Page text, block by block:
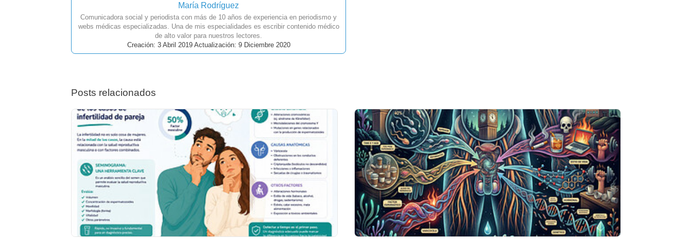
María Rodríguez
Comunicadora social y periodista con más de 10 años de experiencia en periodismo y
webs médicas especializadas. Una de mis especialidades es escribir contenido médico
de alto valor para nuestros lectores.
Creación: 3 Abril 2019 Actualización: 9 Diciembre 2020
Posts relacionados